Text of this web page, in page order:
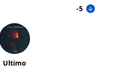
-5
Ultimo